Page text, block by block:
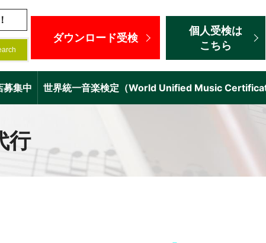
ダウンロード受検
個人受検は
こちら
募集中 世界統一音楽検定（World Unified Music
行